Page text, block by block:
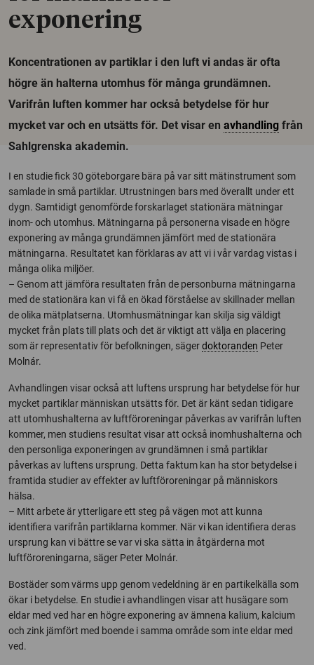
exponering
Koncentrationen av partiklar i den luft vi andas är ofta
högre än halterna utomhus för många grundämnen.
Varifrån luften kommer har också betydelse för hur
mycket var och en utsätts för. Det visar en avhandling från
Sahlgrenska akademin.
I en studie fick 30 göteborgare bära på var sitt mätinstrument som
samlade in små partiklar. Utrustningen bars med överallt under ett
dygn. Samtidigt genomförde forskarlaget stationära mätningar
inom- och utomhus. Mätningarna på personerna visade en högre
exponering av många grundämnen jämfört med de stationära
mätningarna. Resultatet kan förklaras av att vi i vår vardag vistas i
många olika miljöer.
– Genom att jämföra resultaten från de personburna mätningarna
med de stationära kan vi få en ökad förståelse av skillnader mellan
de olika mätplatserna. Utomhusmätningar kan skilja sig väldigt
mycket från plats till plats och det är viktigt att välja en placering
som är representativ för befolkningen, sägerdoktoranden Peter
Molnár.
Avhandlingen visar också att luftens ursprung har betydelse för hur
mycket partiklar människan utsätts för. Det är känt sedan tidigare
att utomhushalterna av luftföroreningar påverkas av varifrån luften
kommer, men studiens resultat visar att också inomhushalterna och
den personliga exponeringen av grundämnen i små partiklar
påverkas av luftens ursprung. Detta faktum kan ha stor betydelse i
framtida studier av effekter av luftföroreningar på människors
hälsa.
– Mitt arbete är ytterligare ett steg på vägen mot att kunna
identifiera varifrån partiklarna kommer. När vi kan identifiera deras
ursprung kan vi bättre se var vi ska sätta in åtgärderna mot
luftföroreningarna, säger Peter Molnár.
Bostäder som värms upp genom vedeldning är en partikelkälla som
ökar i betydelse. En studie i avhandlingen visar att husägare som
eldar med ved har en högre exponering av ämnena kalium, kalcium
och zink jämfört med boende i samma område som inte eldar med
ved.